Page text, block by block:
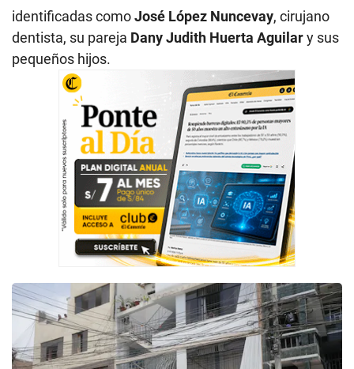
identificadas comoJosé López Nuncevay, cirujano
dentista, su pareja Dany Judith Huerta Aguilary sus
pequeños hijos.